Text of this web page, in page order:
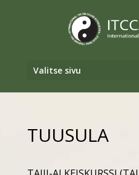
Valitse sivu
TUUSULA